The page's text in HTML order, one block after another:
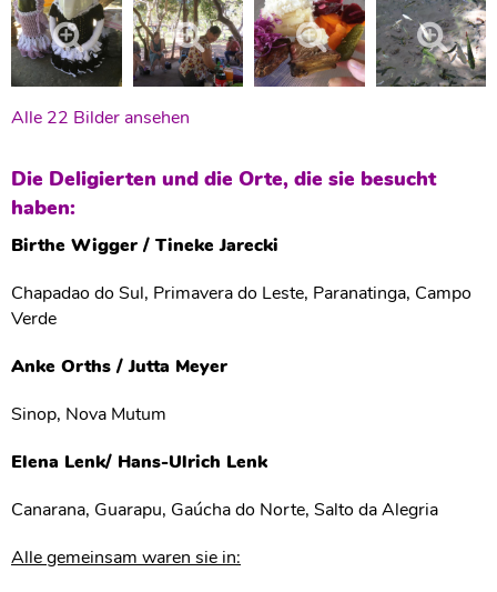
Alle 22 Bilder ansehen
Die Deligierten und die Orte, die sie besucht
haben:
Birthe Wigger / Tineke Jarecki
Chapadao do Sul, Primavera do Leste, Paranatinga, Campo
Verde
Anke Orths / Jutta Meyer
Sinop, Nova Mutum
Elena Lenk/ Hans-Ulrich Lenk
Canarana, Guarapu, Gaúcha do Norte, Salto da Alegria
Alle gemeinsam waren sie in: